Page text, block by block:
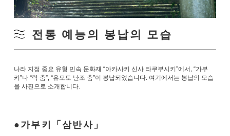
전통 예능의 봉납의 모습
나라 지정 중요 유형 민속 문화재 “아카사키 신사 라쿠부시키”에서, “가부
키”나 “락 춤”, “유모토 난조 춤”이 봉납되었습니다. 여기에서는 봉납의 모습
을 사진으로 소개합니다.
가부키「삼반사」